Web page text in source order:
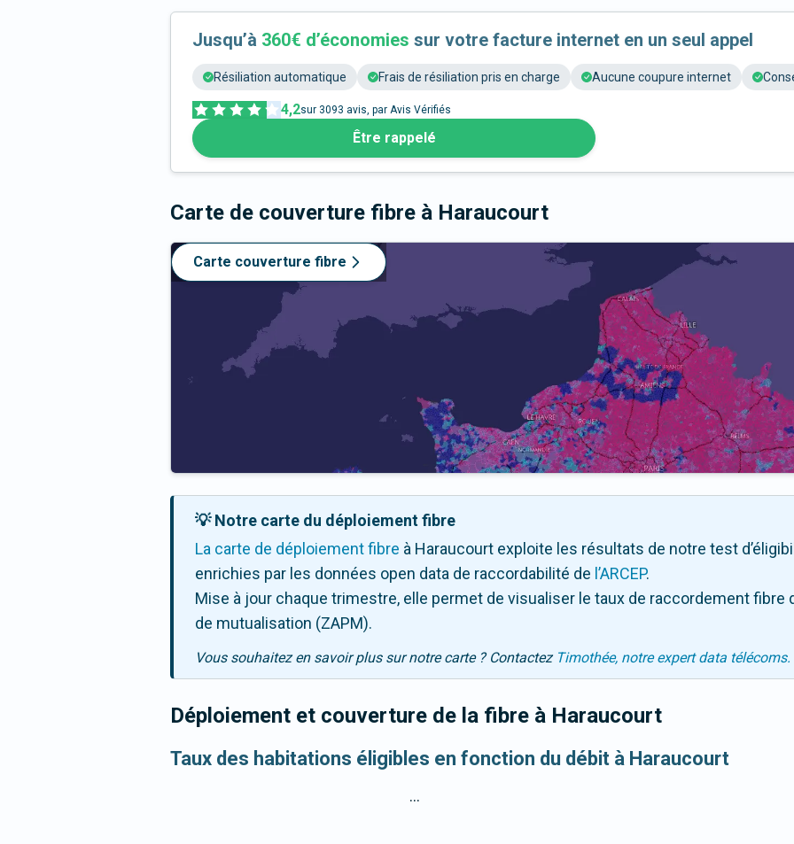
Jusqu’à 360€ d’économies sur votre facture internet en un seul appel
Résiliation automatique Frais de résiliation pris en charge Aucune coupure internet
4,2sur 3093 avis, par Avis Vérifiés
Être rappelé
Carte de couverture fibre à Haraucourt
Carte couverture fibre
💡 Notre carte du déploiement fibre
La carte de déploiement fibre à Haraucourt exploite les résultats de notre test
enrichies par les données open data de raccordabilité de l’ARCEP.
Mise à jour chaque trimestre, elle permet de visualiser le taux de raccordement fibre
de mutualisation (ZAPM).
Vous souhaitez en savoir plus sur notre carte ? Contactez Timothée, notre expert data télécoms.
Déploiement et couverture de la fibre à Haraucourt
Taux des habitations éligibles en fonction du débit à Haraucourt
...